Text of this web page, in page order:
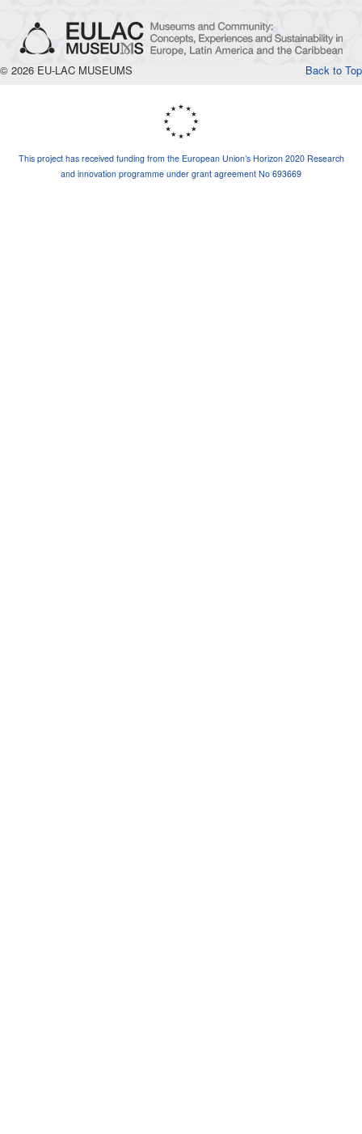
Back to Top
© 2026 EU-LAC MUSEUMS
This project has received funding from the European Union’s Horizon 2020 Research
and innovation programme under grant agreement No 693669